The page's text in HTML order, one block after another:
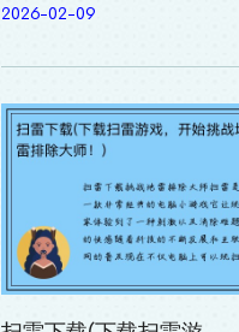
2026-02-09